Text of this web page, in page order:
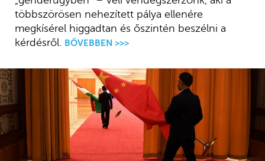
többszörösen nehezített pálya ellenére
megkísérel higgadtan és őszintén beszélni a
kérdésről. BŐVEBBEN >>>